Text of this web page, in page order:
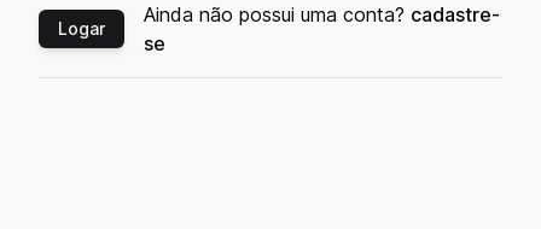
Logar
Ainda não possui uma conta? cadastre-
se